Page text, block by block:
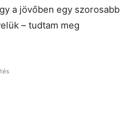
a jövőben egy szorosabb
– tudtam meg